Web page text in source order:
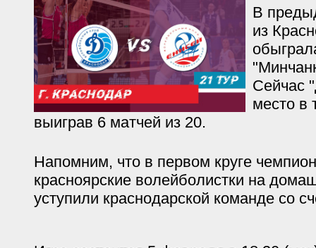
В
из
Сейчас
место в
выиграв 6 матчей из 20.
Напомним, что в первом круге
красноярские волейболистки на
уступили краснодарской команде со